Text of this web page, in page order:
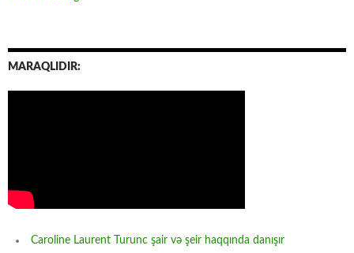
MARAQLIDIR:
Caroline Laurent Turunc şair və şeir haqqında danışır